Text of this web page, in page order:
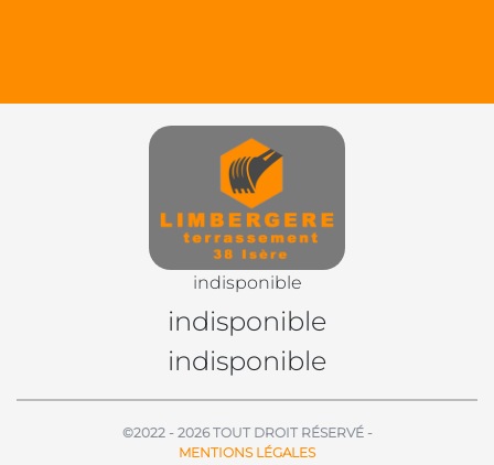
indisponible
indisponible
indisponible
©2022 - 2026 TOUT DROIT RÉSERVÉ -
MENTIONS LÉGALES